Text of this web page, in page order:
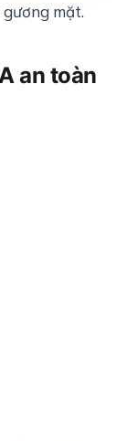
mặt.
an toàn